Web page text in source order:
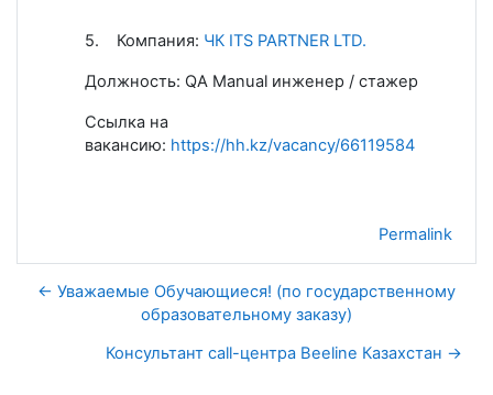
5. Компания: ЧК ITS PARTNER LTD.
Должность: QA Manual инженер / стажер
Ссылка на
вакансию: https://hh.kz/vacancy/66119584
Permalink
← Уважаемые Обучающиеся! (по государственному
образовательному заказу)
Консультант call-центра Beeline Казахстан →